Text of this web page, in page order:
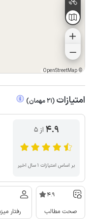
©
OpenStreetMap
امتیازات (
21مهمان)
4.9 از ۵
بر اساس امتیازات ۱ سال اخیر
4.9
صحت مطالب
رفتار